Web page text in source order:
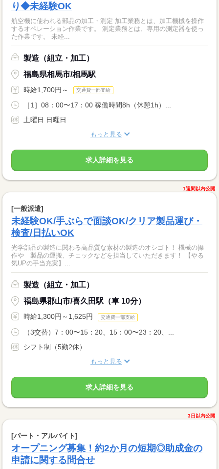
り◆未経験OK
航空機に使われる部品の加工・測定 加工業務とは、加工機械を操作
するオペレーション作業です。 測定業務とは、専用の測定器を使っ
た作業です。 未経...
製造（組立・加工）
福島県相馬市/相馬駅
時給1,700円～ 交通費一部支給
［1］08：00〜17：00 稼働時間8h（休憩1h）...
土曜日 日曜日
もっと見る
求人詳細を見る
1週間以内公開
[一般派遣]
未経験OK/手ぶらで面談OK/クリア製品運び・
検査/日払いOK
光学部品の製造に関わる高品質な素材の製造のオシゴト！ 機械の操
作や 製品の運搬、チェックなどを担当していただきます！ 【やる
気UPの手当充実】...
製造（組立・加工）
福島県郡山市/喜久田駅（車 10分）
時給1,300円～1,625円 交通費一部支給
（3交替）7：00〜15：20、15：00〜23：20、...
シフト制（5勤2休）
もっと見る
求人詳細を見る
3日以内公開
[パート・アルバイト]
オープニング募集！約2か月の短期◎助成金の
申請に関する問合せ